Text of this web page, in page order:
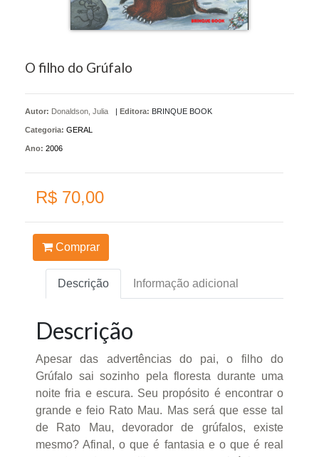
O filho do Grúfalo
Autor: Donaldson, Julia | Editora: BRINQUE BOOK
Categoria: GERAL
Ano: 2006
R$ 70,00
Comprar
Descrição Informação adicional
Descrição
Apesar das advertências do pai, o filho do
Grúfalo sai sozinho pela floresta durante uma
noite fria e escura. Seu propósito é encontrar o
grande e feio Rato Mau. Mas será que esse tal
de Rato Mau, devorador de grúfalos, existe
mesmo? Afinal, o que é fantasia e o que é real